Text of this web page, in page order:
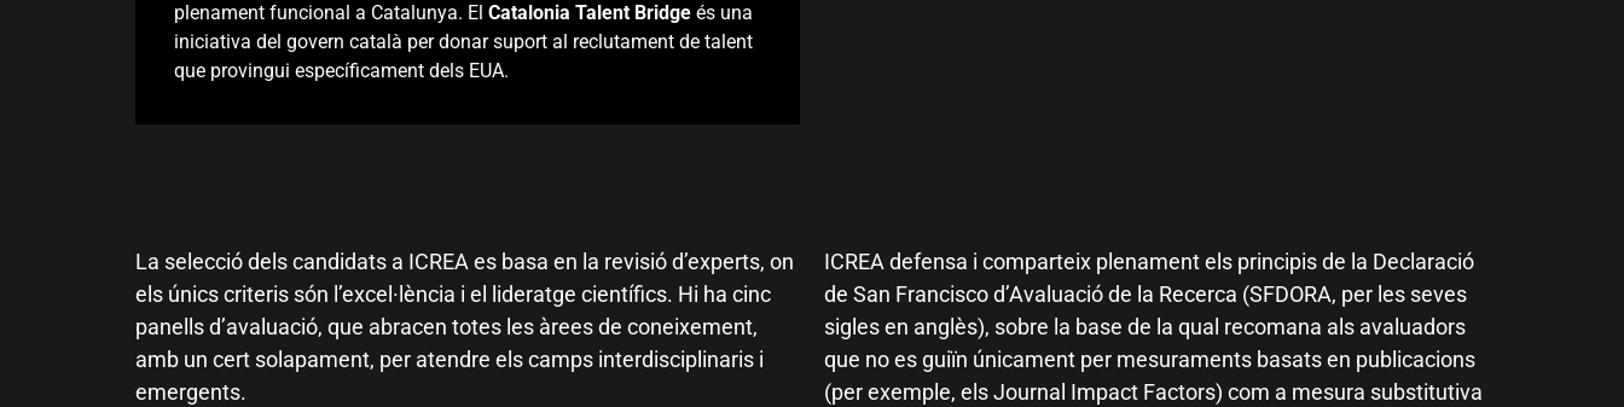
plenament funcional a Catalunya. El Catalonia Talent Bridge és una
iniciativa del govern català per donar suport al reclutament de talent
que provingui específicament dels EUA.
La selecció dels candidats a ICREA es basa en la revisió d’experts, on
els únics criteris són l’excel·lència i el lideratge científics. Hi ha cinc
panells d’avaluació, que abracen totes les àrees de coneixement,
amb un cert solapament, per atendre els camps interdisciplinaris i
emergents.
ICREA defensa i comparteix plenament els principis de la Declaració
de San Francisco d’Avaluació de la Recerca (SFDORA, per les seves
sigles en anglès), sobre la base de la qual recomana als avaluadors
que no es guiïn únicament per mesuraments basats en publicacions
(per exemple, els Journal Impact Factors) com a mesura substitutiva